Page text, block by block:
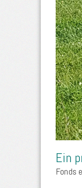
Ein
Fonds